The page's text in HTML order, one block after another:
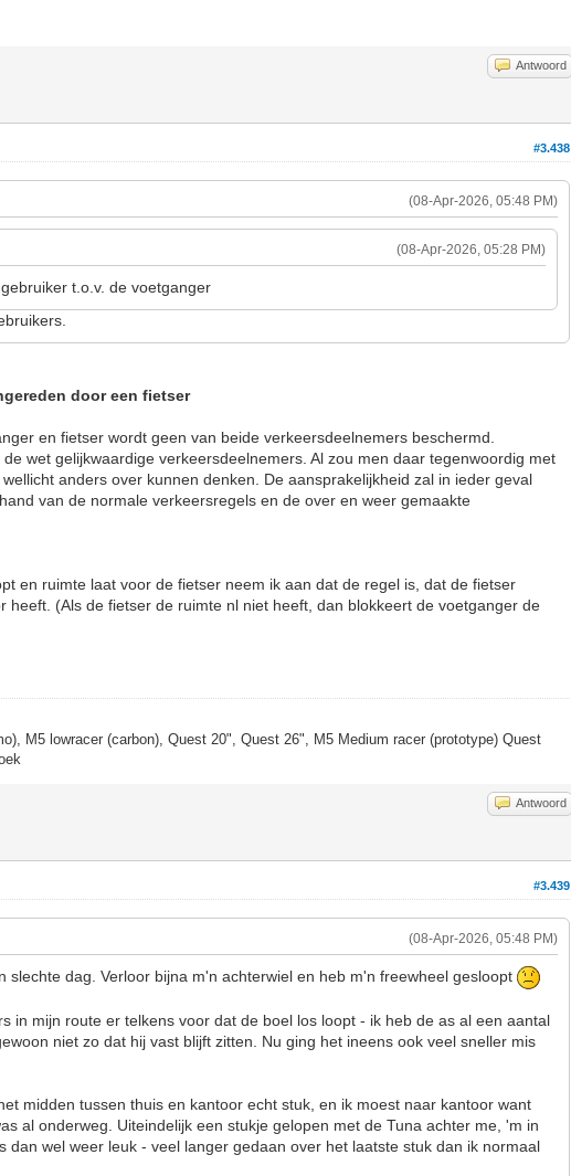
Antwoord
#3.438
(08-Apr-2026, 05:48 PM)
(08-Apr-2026, 05:28 PM)
t.o.v. de voetganger
door een fietser
en fietser wordt geen van beide verkeersdeelnemers beschermd.
wet gelijkwaardige verkeersdeelnemers. Al zou men daar tegenwoordig met
anders over kunnen denken. De aansprakelijkheid zal in ieder geval
van de normale verkeersregels en de over en weer gemaakte
en ruimte laat voor de fietser neem ik aan dat de regel is, dat de fietser
heeft. (Als de fietser de ruimte nl niet heeft, dan blokkeert de voetganger de
M5 lowracer (carbon), Quest 20", Quest 26", M5 Medium racer (prototype) Quest
Antwoord
#3.439
(08-Apr-2026, 05:48 PM)
slechte dag. Verloor bijna m'n achterwiel en heb m'n freewheel gesloopt
in mijn route er telkens voor dat de boel los loopt - ik heb de as al een aantal
niet zo dat hij vast blijft zitten. Nu ging het ineens ook veel sneller mis
midden tussen thuis en kantoor echt stuk, en ik moest naar kantoor want
al onderweg. Uiteindelijk een stukje gelopen met de Tuna achter me, 'm in
dan wel weer leuk - veel langer gedaan over het laatste stuk dan ik normaal